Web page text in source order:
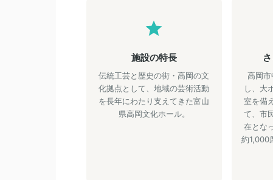
施設の特長
伝統工芸と歴史の街・高岡の文
化拠点として、地域の芸術活動
を長年にわたり支えてきた富山
県高岡文化ホール。
高岡
し、大
室を備
て、市
在とな
約1,000